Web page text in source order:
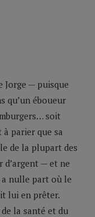
Jorge — puisque
qu’un éboueur
soit
à parier que sa
de la plupart des
d’argent — et ne
a nulle part où le
lui en prêter.
la santé et du